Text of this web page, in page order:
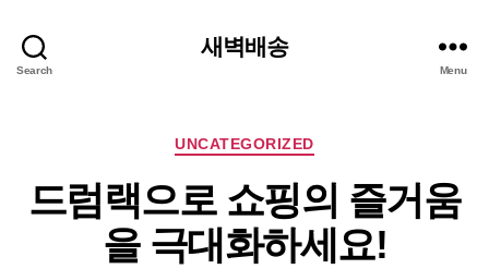
Search
새벽배송
Menu
Categories
UNCATEGORIZED
드럼랙으로 쇼핑의 즐거움
을 극대화하세요!